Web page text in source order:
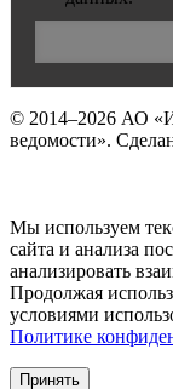
© 2014–2026 АО
ведомости».
Мы используем
сайта и анализа
анализировать
Продолжая
условиями
Политике
Принять